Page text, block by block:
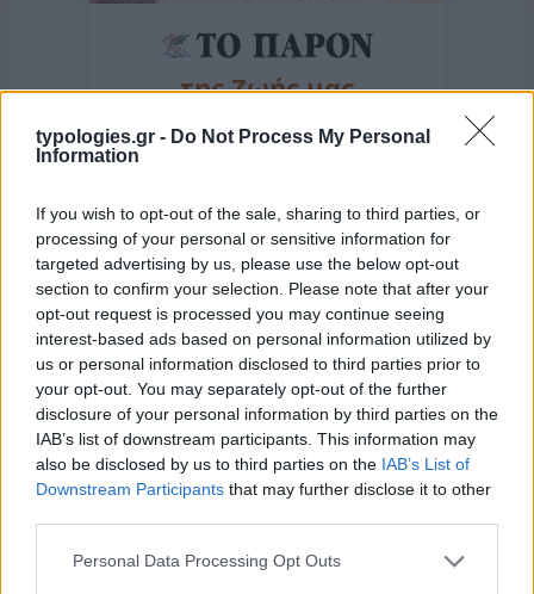
typologies.gr - Do Not Process My Personal
Information
If you wish to opt-out of the sale, sharing to third parties, or
processing of your personal or sensitive information for
targeted advertising by us, please use the below opt-out
section to confirm your selection. Please note that after your
opt-out request is processed you may continue seeing
interest-based ads based on personal information utilized by
us or personal information disclosed to third parties prior to
your opt-out. You may separately opt-out of the further
disclosure of your personal information by third parties on the
IAB’s list of downstream participants. This information may
also be disclosed by us to third parties on the IAB’s List of
Downstream Participants that may further disclose it to other
Please note that this website/app uses one or more Google
Personal Data Processing Opt Outs
της Ζωής μας
το ελληνικό καλοκαίρι και ένας
πολιτισμός που μας ενώνει κάθε μέρα.
ΟΣΑ ΧΡΕΙΑΖΕΣΑΙ
ΓΙΑ ΤΟ ΚΑΛΟΚΑΙΡΙ ΣΟΥ →
ΤΟ ΠΑΡΟΝ ΤΗΣ ΚΥΡΙΑΚΗΣ